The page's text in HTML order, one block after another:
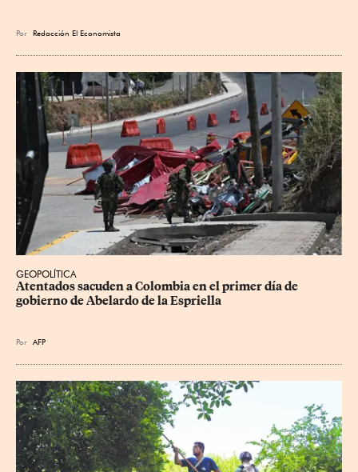
Por Redacción El Economista
GEOPOLÍTICA
Atentados sacuden a Colombia en el primer día de
gobierno de Abelardo de la Espriella
Por AFP